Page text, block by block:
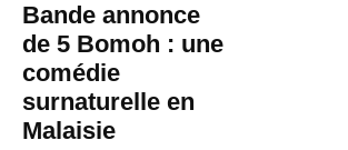
Bande annonce
de 5 Bomoh : une
comédie
surnaturelle en
Malaisie